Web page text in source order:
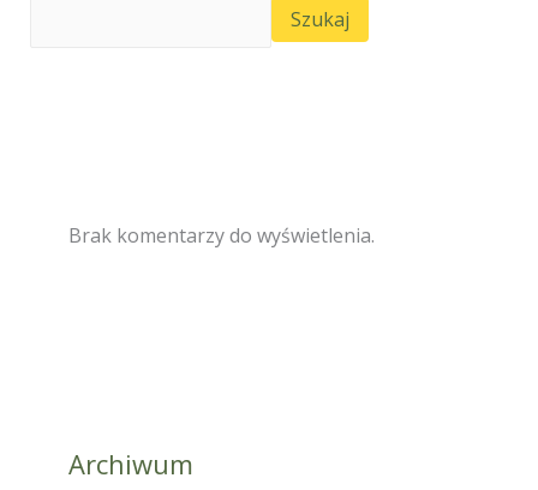
Szukaj
Brak komentarzy do wyświetlenia.
Archiwum